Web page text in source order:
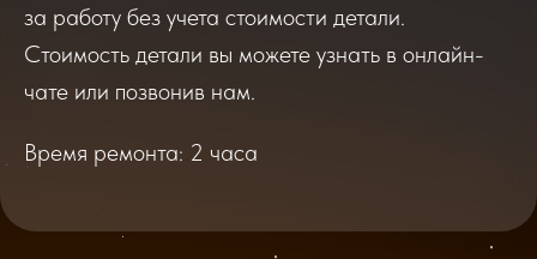
за работу без учета стоимости детали.
Стоимость детали вы можете узнать в онлайн-
чате или позвонив нам.
Время ремонта: 2 часа
Если вы обращались в наш сервисный центр,
просим вас поделиться своим отзывом. Нам
очень важно услышать ваше мнение о
качестве нашей работы!